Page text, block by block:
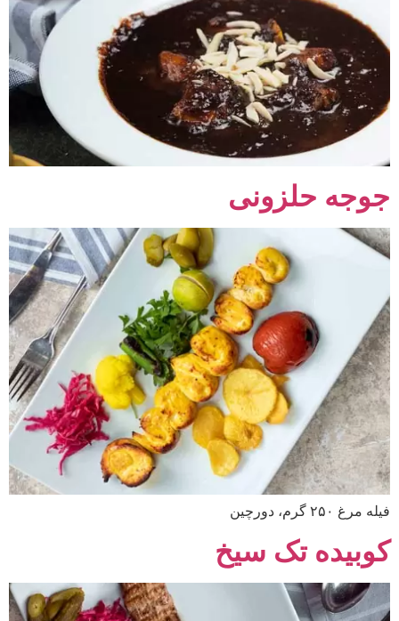
جوجه حلزونی
فیله مرغ ۲۵۰ گرم، دورچین
کوبیده تک سیخ